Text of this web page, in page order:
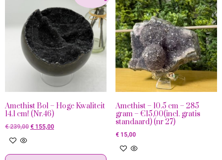
Amethist Bol – Hoge Kwaliteit
14.1 cm! (Nr.46)
€239,00 € 155,00
Amethist – 10.5 cm – 285
gram – €15,00(incl. gratis
standaard) (nr 27)
€15,00